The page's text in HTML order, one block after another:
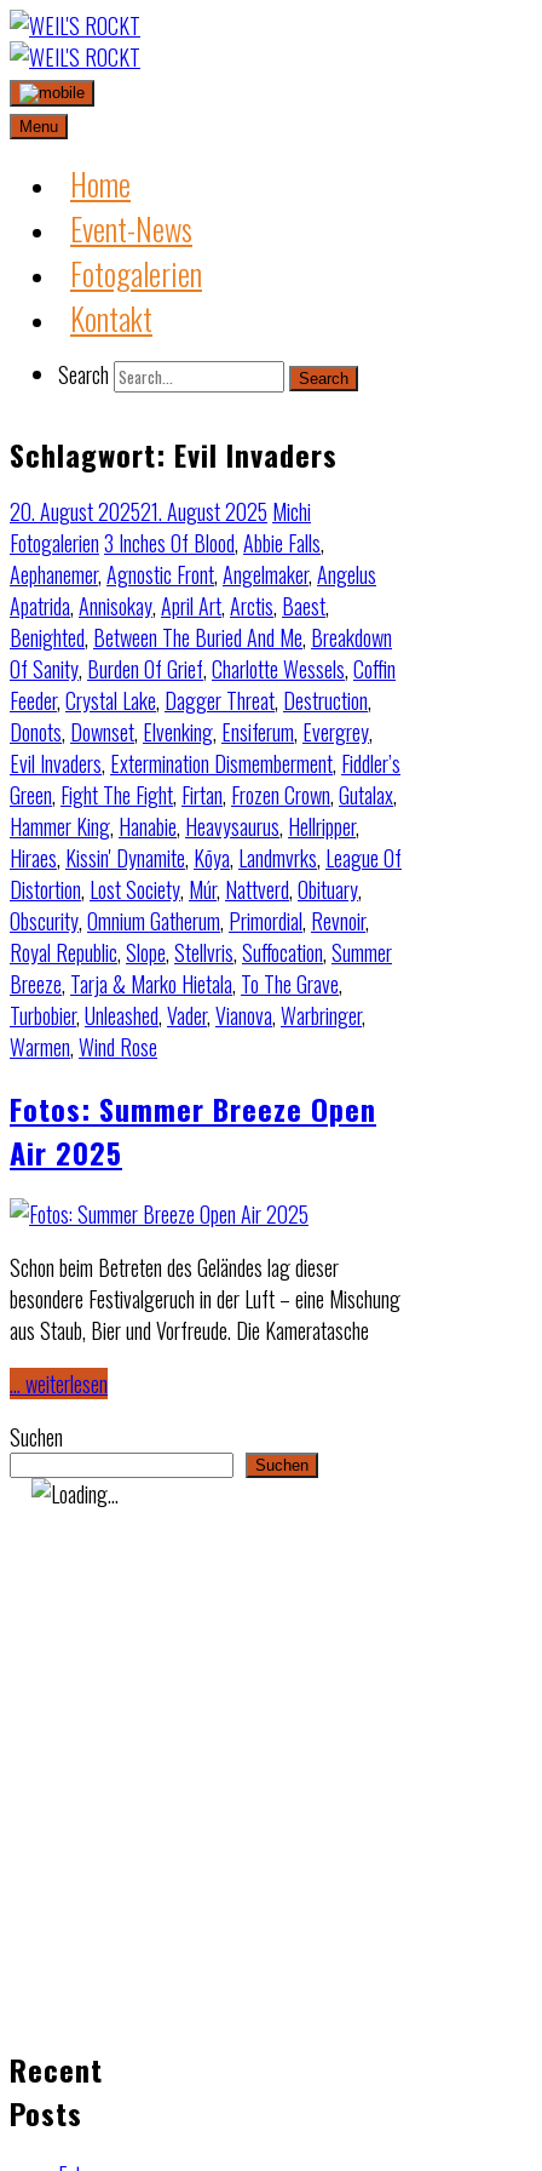
Skip
to
content
Menu
Home
Event-News
Fotogalerien
Kontakt
Search Search
Schlagwort: Evil Invaders
20. August 202521. August 2025 Michi
Fotogalerien3 Inches Of Blood,Abbie Falls,
Aephanemer,Agnostic Front,Angelmaker,Angelus
Apatrida,Annisokay,April Art,Arctis, Baest,
Benighted, Between The Buried And Me, Breakdown
Of Sanity, Burden Of Grief,Charlotte Wessels,Coffin
Feeder,Crystal Lake, Dagger Threat, Destruction,
Donots, Downset, Elvenking, Ensiferum, Evergrey,
Evil Invaders, Extermination Dismemberment, Fiddler’s
Green, Fight The Fight, Firtan, Frozen Crown,Gutalax,
Hammer King, Hanabie, Heavysaurus, Hellripper,
Hiraes, Kissin' Dynamite, Kōya, Landmvrks, League Of
Distortion, Lost Society, Múr, Nattverd,Obituary,
Obscurity,Omnium Gatherum, Primordial, Revnoir,
Royal Republic,Slope,Stellvris,Suffocation,Summer
Breeze, Tarja & Marko Hietala, To The Grave,
Turbobier,Unleashed,Vader,Vianova,Warbringer,
Warmen,Wind Rose
Fotos: Summer Breeze Open
Air 2025
Schon beim Betreten des Geländes lag dieser
besondere Festivalgeruch in der Luft – eine Mischung
aus Staub, Bier und Vorfreude. Die Kameratasche
… weiterlesen
Suchen
Suchen
Recent
Posts